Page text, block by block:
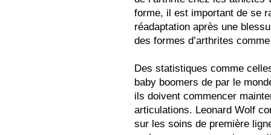
forme, il est important de se
réadaptation après une
des formes d’arthrites
Des statistiques comme
baby boomers de par le
ils doivent commencer
articulations. Leonard Wolf
sur les soins de première